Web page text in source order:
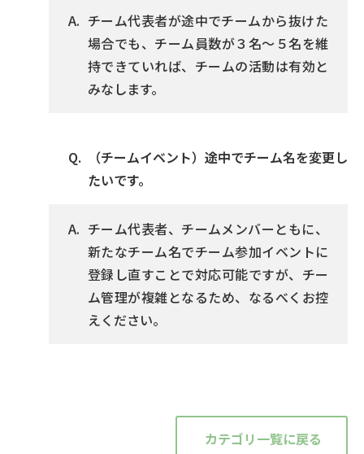
チーム代表者が途中でチームから抜けた
場合でも、チーム員数が３名～５名を維
持できていれば、チームの活動は有効と
みなします。
（チームイベント）途中でチーム名を変更し
たいです。
チーム代表者、チームメンバーともに、
新たなチーム名でチーム参加イベントに
登録し直すことで対応可能ですが、チー
ム管理が複雑となるため、なるべくお控
えください。
カテゴリ一覧に戻る